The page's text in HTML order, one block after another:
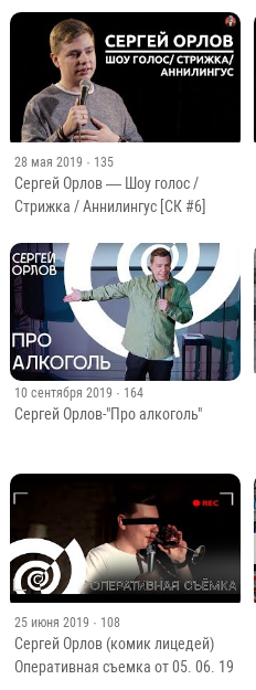
12 октября 2019 · 157
Сергей Орлов — Про барабаны и
огурцы
28 мая 2019 · 135
Сергей Орлов — Шоу голос /
Стрижка / Аннилингус [СК #6]
Сергей Орлов-"Про алкоголь"